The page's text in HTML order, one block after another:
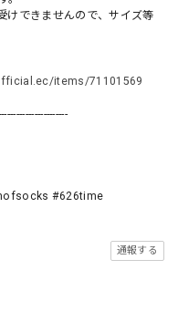
けできませんので、サイズ等
items/71101569
#626time
通報する